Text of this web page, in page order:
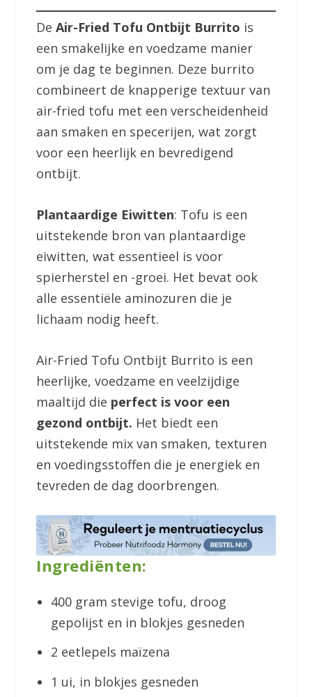
DeAir-Fried Tofu Ontbijt Burrito is
een smakelijke en voedzame manier
om je dag te beginnen. Deze burrito
combineert de knapperige textuur van
air-fried tofu met een verscheidenheid
aan smaken en specerijen, wat zorgt
voor een heerlijk en bevredigend
ontbijt.
Plantaardige Eiwitten: Tofu is een
uitstekende bron van plantaardige
eiwitten, wat essentieel is voor
spierherstel en -groei. Het bevat ook
alle essentiële aminozuren die je
lichaam nodig heeft.
Air-Fried Tofu Ontbijt Burrito is een
heerlijke, voedzame en veelzijdige
maaltijd die perfect is voor een
gezond ontbijt. Het biedt een
uitstekende mix van smaken, texturen
en voedingsstoffen die je energiek en
tevreden de dag doorbrengen.
Ingrediënten:
400 gram stevige tofu, droog
gepolijst en in blokjes gesneden
2 eetlepels maïzena
1 ui, in blokjes gesneden